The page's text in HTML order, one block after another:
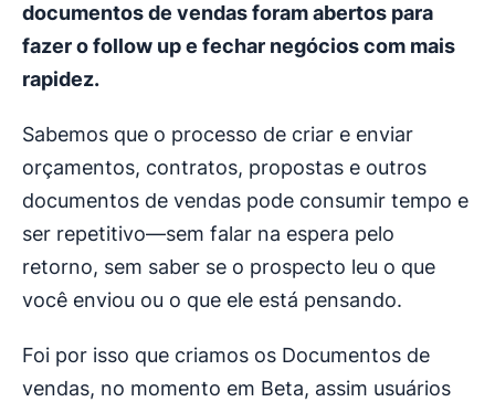
documentos de vendas foram abertos para
fazer o follow up e fechar negócios com mais
rapidez.
Sabemos que o processo de criar e enviar
orçamentos, contratos, propostas e outros
documentos de vendas pode consumir tempo e
ser repetitivo—sem falar na espera pelo
retorno, sem saber se o prospecto leu o que
você enviou ou o que ele está pensando.
Foi por isso que criamos os Documentos de
vendas, no momento em Beta, assim usuários